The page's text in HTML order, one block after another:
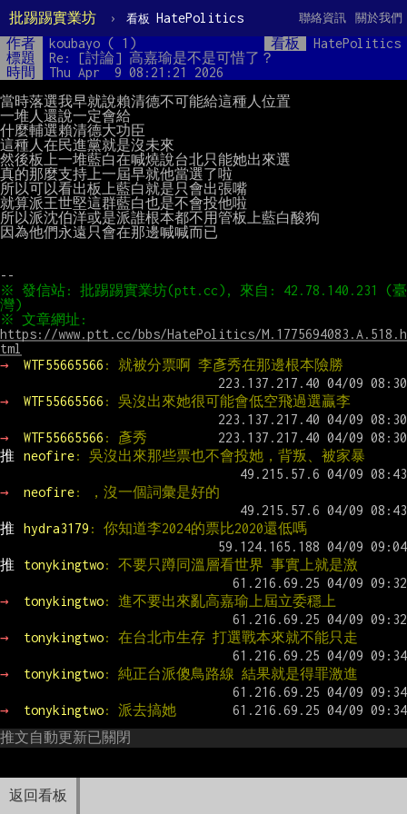
批踢踢實業坊 › 看板 HatePolitics 關於我們
聯絡資訊
返回看板
作者 koubayo ( 1) 看板
HatePolitics
標題
Re: [討論] 高嘉瑜是不是可惜了？
時間
Thu Apr  9 08:21:21 2026
當時落選我早就說賴清德不可能給這種人位置
一堆人還說一定會給
什麼輔選賴清德大功臣
這種人在民進黨就是沒未來
然後板上一堆藍白在喊燒說台北只能她出來選
真的那麼支持上一屆早就他當選了啦
所以可以看出板上藍白就是只會出張嘴
就算派王世堅這群藍白也是不會投他啦
所以派沈伯洋或是派誰根本都不用管板上藍白酸狗
因為他們永遠只會在那邊喊喊而已
※ 發信站: 批踢踢實業坊(ptt.cc), 來自: 42.78.140.231 (臺
https://www.ptt.cc/bbs/HatePolitics/M.1775694083.A.518.h
tml
→
WTF55665566 : 就被分票啊 李彥秀在那邊根本險勝
→ WTF55665566 : 吳沒出來她很可能會低空飛過選贏李
→ WTF55665566 : 彥秀
推
neofire: 吳沒出來那些票也不會投她，背叛、被家暴
→ neofire: ，沒一個詞彙是好的
推 hydra3179 : 你知道李2024的票比2020還低嗎
推 tonykingtwo: 不要只蹲同溫層看世界 事實上就是激
→ tonykingtwo: 進不要出來亂高嘉瑜上屆立委穩上
→ tonykingtwo: 在台北市生存 打選戰本來就不能只走
→ tonykingtwo: 純正台派傻鳥路線 結果就是得罪激進
→ tonykingtwo: 派去搞她
推文自動更新已關閉